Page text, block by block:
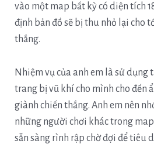
vào một map bất kỳ có diện tích
định bản đồ sẽ bị thu nhỏ lại cho
thắng.
Nhiệm vụ của anh em là sử dụng
trang bị vũ khí cho mình cho đến
giành chiến thắng. Anh em nên
những người chơi khác trong
sẵn sàng rình rập chờ đợi để tiêu